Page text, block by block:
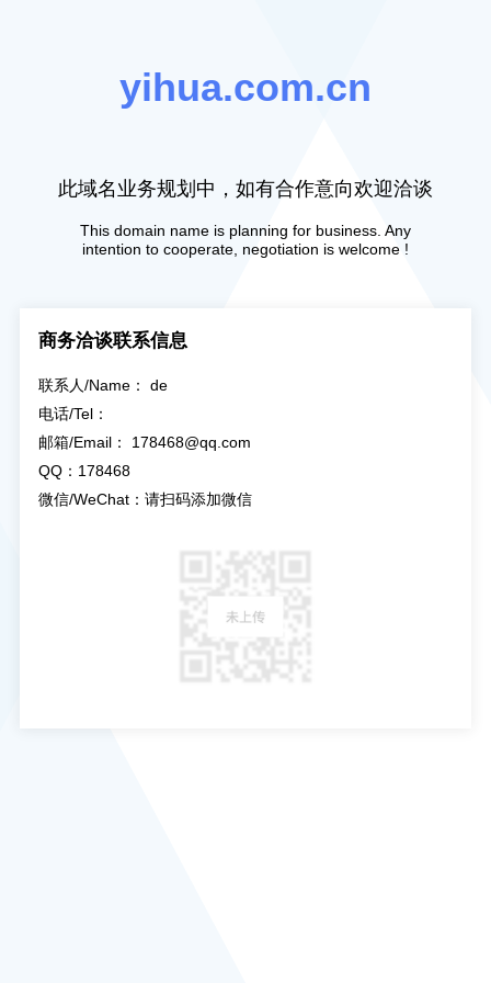
yihua.com.cn
此域名业务规划中，如有合作意向欢迎洽谈
This domain name is planning for business. Any
intention to cooperate, negotiation is welcome !
商务洽谈联系信息
联系人/Name： de
电话/Tel：
邮箱/Email： 178468@qq.com
QQ：178468
微信/WeChat：请扫码添加微信